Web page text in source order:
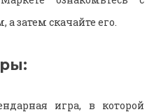
затем скачайте его.
игра, в которой